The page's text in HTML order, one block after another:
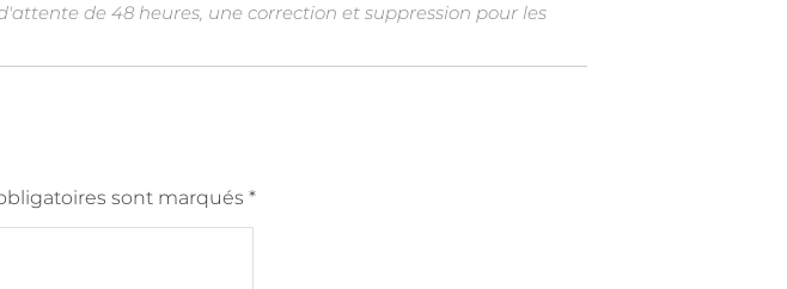
de 48 heures, une correction et suppression pour les
sont marqués *